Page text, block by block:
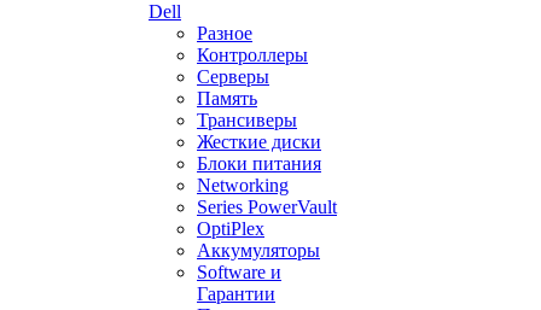
Dell
Разное
Контроллеры
Серверы
Память
Трансиверы
Жесткие диски
Блоки питания
Networking
Series PowerVault
OptiPlex
Аккумуляторы
Software и
Гарантии